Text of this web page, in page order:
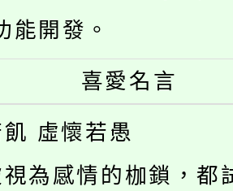
能開發。
喜愛名言
虛懷若愚
為感情的枷鎖，都